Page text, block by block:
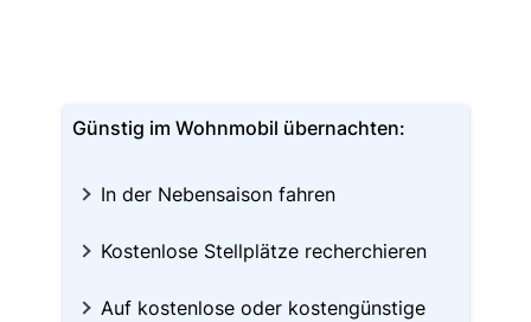
Günstig im Wohnmobil übernachten:
In der Nebensaison fahren
Kostenlose Stellplätze recherchieren
Auf kostenlose oder kostengünstige